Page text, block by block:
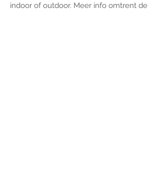
indoor of outdoor. Meer info omtrent de